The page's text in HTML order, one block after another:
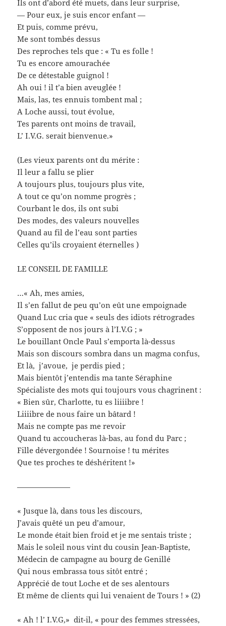
Ils ont d’abord été muets, dans leur surprise,
— Pour eux, je suis encor enfant —
Et puis, comme prévu,
Me sont tombés dessus
Des reproches tels que : « Tu es folle !
Tu es encore amourachée
De ce détestable guignol !
Ah oui ! il t’a bien aveuglée !
Mais, las, tes ennuis tombent mal ;
A Loche aussi, tout évolue,
Tes parents ont moins de travail,
L’ I.V.G. serait bienvenue.»
(Les vieux parents ont du mérite :
Il leur a fallu se plier
A toujours plus, toujours plus vite,
A tout ce qu’on nomme progrès ;
Courbant le dos, ils ont subi
Des modes, des valeurs nouvelles
Quand au fil de l’eau sont parties
Celles qu’ils croyaient éternelles )
LE CONSEIL DE FAMILLE
…« Ah, mes amies,
Il s’en fallut de peu qu’on eût une empoignade
Quand Luc cria que « seuls des idiots rétrogrades
S’opposent de nos jours à l’I.V.G ; »
Le bouillant Oncle Paul s’emporta là-dessus
Mais son discours sombra dans un magma confus,
Et là, j’avoue, je perdis pied ;
Mais bientôt j’entendis ma tante Séraphine
Spécialiste des mots qui toujours vous chagrinent :
« Bien sûr, Charlotte, tu es liiiibre !
Liiiibre de nous faire un bâtard !
Mais ne compte pas me revoir
Quand tu accoucheras là-bas, au fond du Parc ;
Fille dévergondée ! Sournoise ! tu mérites
Que tes proches te déshéritent !»
———————
« Jusque là, dans tous les discours,
J’avais quêté un peu d’amour,
Le monde était bien froid et je me sentais triste ;
Mais le soleil nous vint du cousin Jean-Baptiste,
Médecin de campagne au bourg de Genillé
Qui nous embrassa tous sitôt entré ;
Apprécié de tout Loche et de ses alentours
Et même de clients qui lui venaient de Tours ! » (2)
« Ah ! l’ I.V.G,» dit-il, « pour des femmes stressées,